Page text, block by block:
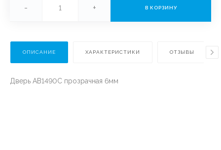
- + В КОРЗИНУ
ОПИСАНИЕ ХАРАКТЕРИСТИКИ ОТЗЫВЫ
Дверь AB1490С прозрачная 6мм